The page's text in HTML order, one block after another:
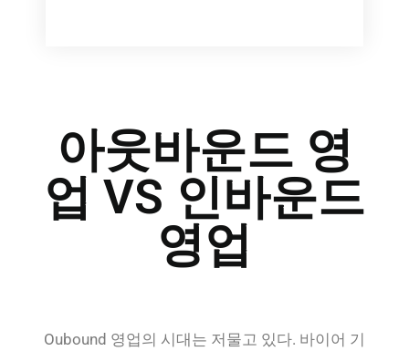
아웃바운드 영
업 VS 인바운드
영업
Oubound 영업의 시대는 저물고 있다. 바이어 기